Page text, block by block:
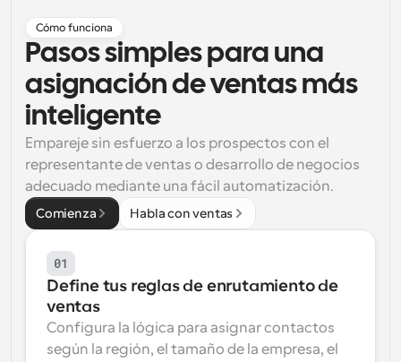
Programación potenciadda con llamadas
impulsadas por IA
Flujos de trabajo
Automatiza la programación y los recordatorios
Blog
Mantente al día con las últimas noticias y
actualizaciones
Reuniones Instantáneas
Enlaces de Grupo Dinámico
Reserva reuniones de forma fluida con varias personas
Webhooks
Recibe notificaciones cuando ocurra algo
Cómo funciona
Pasos simples para una
asignación de ventas más
inteligente
Empareje sin esfuerzo a los prospectos con el
representante de ventas o desarrollo de negocios
adecuado mediante una fácil automatización.
Comienza Habla con ventas
01
Define tus reglas de enrutamiento de
ventas
Configura la lógica para asignar contactos
según la región, el tamaño de la empresa, el